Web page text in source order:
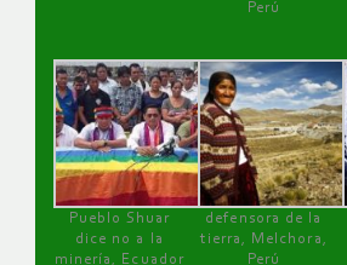
Perú
Pueblo Shuar
dice no a la
minería, Ecuador
defensora de la
tierra, Melchora,
Perú